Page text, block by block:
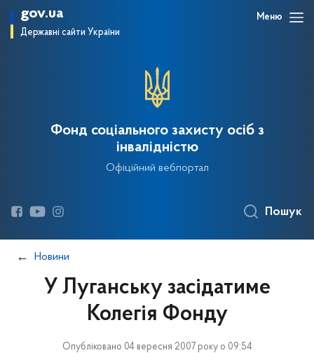
gov.ua
Державні сайти України
Меню
Фонд соціального захисту осіб з
інвалідністю
Офіційний вебпортал
Пошук
Новини
У Луганську засідатиме
Колегія Фонду
Опубліковано 04 вересня 2007 року о 09:54